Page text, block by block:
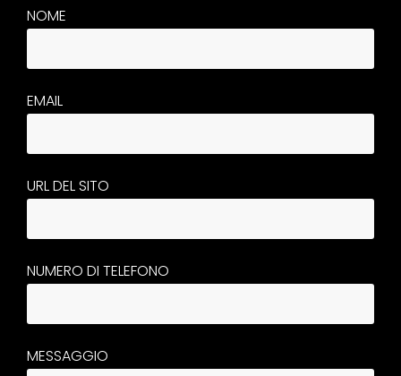
NOME
EMAIL
URL DEL SITO
NUMERO DI TELEFONO
MESSAGGIO